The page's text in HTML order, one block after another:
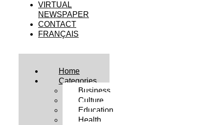
VIRTUAL
NEWSPAPER
CONTACT
FRANÇAIS
Home
Categories
Business
Culture
Education
Health